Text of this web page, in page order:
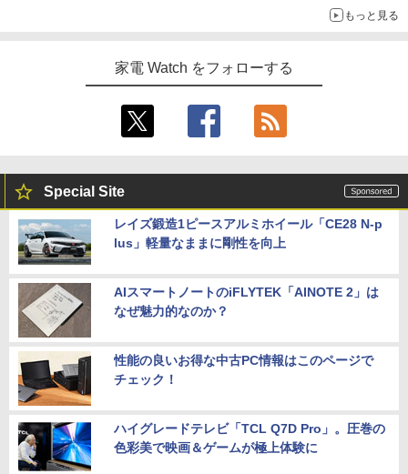
もっと見る
家電 Watch をフォローする
Special Site
レイズ鍛造1ピースアルミホイール「CE28 N-p
lus」軽量なままに剛性を向上
AIスマートノートのiFLYTEK「AINOTE 2」は
なぜ魅力的なのか？
性能の良いお得な中古PC情報はこのページで
チェック！
ハイグレードテレビ「TCL Q7D Pro」。圧巻の
色彩美で映画＆ゲームが極上体験に